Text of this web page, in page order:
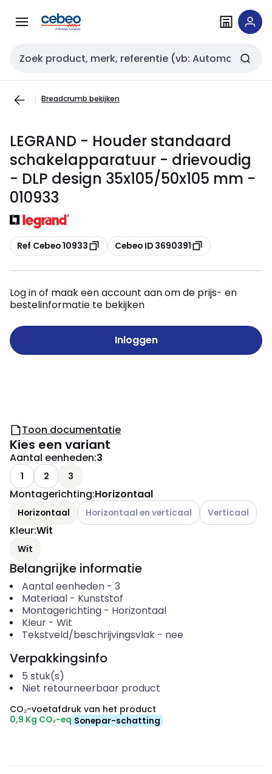
naar
naar
Zoekveld invoer
Breadcrumb bekijken
LEGRAND - Houder standaard
schakelapparatuur - drievoudig
- DLP design 35x105/50x105 mm -
010933
Kopiëren
Ref Cebeo 10933 Kopiëren
Cebeo ID 3690391
Log in of maak een account aan om de prijs- en
bestelinformatie te bekijken
Inloggen
Toon documentatie
Kies een variant
Aantal eenheden:3
1 2 3
Montagerichting:Horizontaal
Horizontaal Andere varianten (Huidige combinatie niet
Horizontaal en verticaal Andere
Verticaal
Kleur:Wit
Wit
Belangrijke informatie
Aantal eenheden- 3
Materiaal- Kunststof
Montagerichting- Horizontaal
Kleur- Wit
Tekstveld/beschrijvingsvlak- nee
Verpakkingsinfo
5 stuk(s)
Niet retourneerbaar product
CO₂-voetafdruk van het product
0,9 Kg CO₂-eq Sonepar-schatting